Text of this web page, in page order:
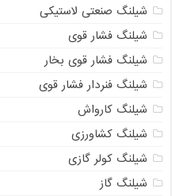
شیلنگ صنعتی لاستیکی
شیلنگ فشار قوی
شیلنگ فشار قوی بخار
شیلنگ فنردار فشار قوی
شیلنگ کارواش
شیلنگ کشاورزی
شیلنگ کولر گازی
شیلنگ گاز